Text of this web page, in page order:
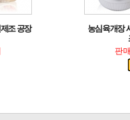
판